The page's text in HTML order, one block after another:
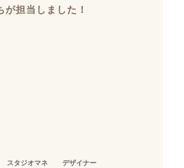
が担当しました！
スタジオマネ
デザイナー